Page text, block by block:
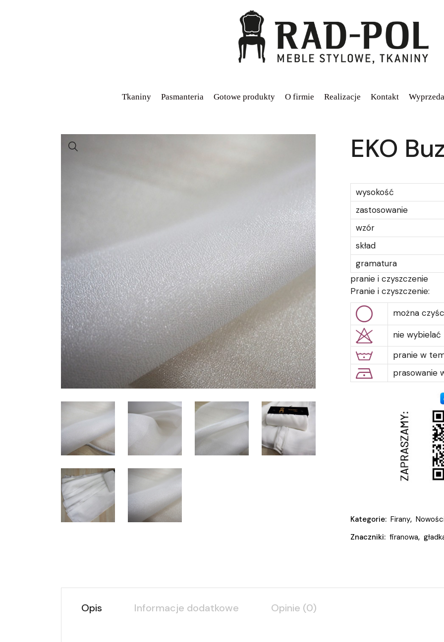
Tkaniny Pasmanteria Gotowe produkty O firmie Realizacje Kontakt
EKO
wysokość
zastosowanie
wzór
skład
gramatura
pranie i czyszczenie
Pranie i czyszczenie:
można
nie wybielać
pranie w
prasowanie
Kategorie: Firany,
Znaczniki: firanowa,
Opis Informacje dodatkowe Opinie (0)